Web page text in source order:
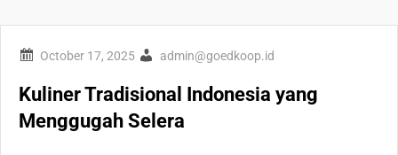
admin@goedkoop.id
Kuliner Tradisional Indonesia yang
Menggugah Selera